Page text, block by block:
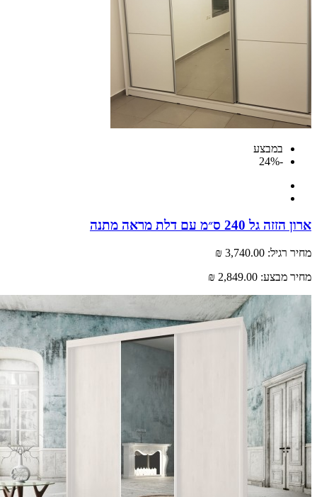
במבצע
240 ס״מ עם דלת מראה מתנה
רגיל: 3,740.00 ₪
מבצע: 2,849.00 ₪